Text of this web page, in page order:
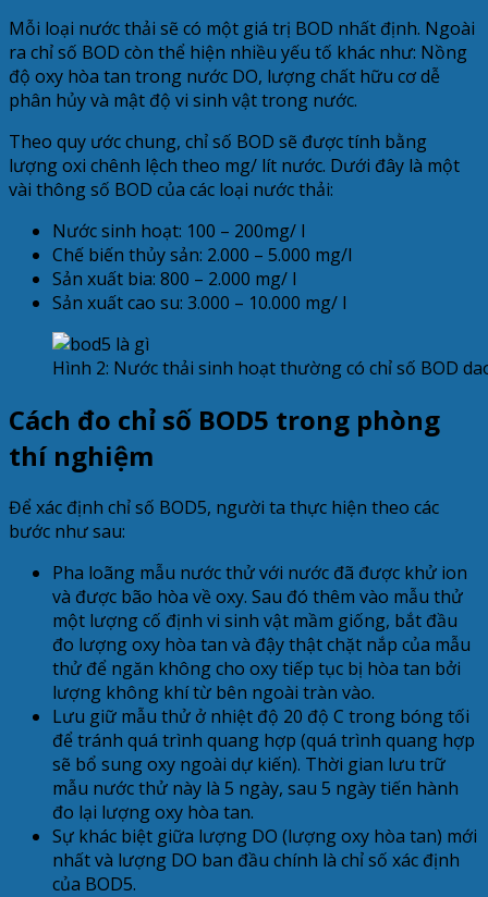
Mỗi loại nước thải sẽ có một giá trị BOD nhất định. Ngoài
ra chỉ số BOD còn thể hiện nhiều yếu tố khác như: Nồng
độ oxy hòa tan trong nước DO, lượng chất hữu cơ dễ
phân hủy và mật độ vi sinh vật trong nước.
Theo quy ước chung, chỉ số BOD sẽ được tính bằng
lượng oxi chênh lệch theo mg/ lít nước. Dưới đây là một
vài thông số BOD của các loại nước thải:
Nước sinh hoạt: 100 – 200mg/ l
Chế biến thủy sản: 2.000 – 5.000 mg/l
Sản xuất bia: 800 – 2.000 mg/ l
Sản xuất cao su: 3.000 – 10.000 mg/ l
Hình 2: Nước thải sinh hoạt thường có chỉ số BOD
Cách đo chỉ số BOD5 trong phòng
thí nghiệm
Để xác định chỉ số BOD5, người ta thực hiện theo các
bước như sau:
Pha loãng mẫu nước thử với nước đã được khử ion
và được bão hòa về oxy. Sau đó thêm vào mẫu thử
một lượng cố định vi sinh vật mầm giống, bắt đầu
đo lượng oxy hòa tan và đậy thật chặt nắp của mẫu
thử để ngăn không cho oxy tiếp tục bị hòa tan bởi
lượng không khí từ bên ngoài tràn vào.
Lưu giữ mẫu thử ở nhiệt độ 20 độ C trong bóng tối
để tránh quá trình quang hợp (quá trình quang hợp
sẽ bổ sung oxy ngoài dự kiến). Thời gian lưu trữ
mẫu nước thử này là 5 ngày, sau 5 ngày tiến hành
đo lại lượng oxy hòa tan.
Sự khác biệt giữa lượng DO (lượng oxy hòa tan) mới
nhất và lượng DO ban đầu chính là chỉ số xác định
của BOD5.